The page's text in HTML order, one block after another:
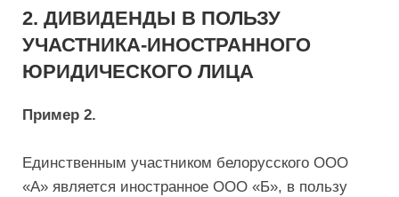
2. ДИВИДЕНДЫ В ПОЛЬЗУ
УЧАСТНИКА-ИНОСТРАННОГО
ЮРИДИЧЕСКОГО ЛИЦА
Пример 2.
Единственным участником белорусского ООО
«А» является иностранное ООО «Б», в пользу